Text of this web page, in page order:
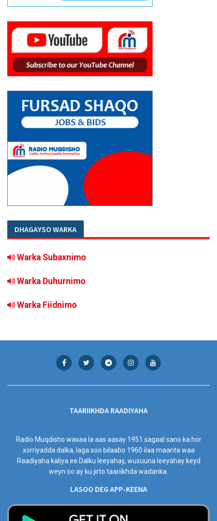
DHAGAYSO WARKA
Warka Subaxnimo
Warka Duhurnimo
Warka Fiidnimo
TAARIIKHDA RAADIYAHA
Radio Muqdisho waxaa la aas aasay 1951 sagaal sano ka hor
xorriyadda dalka, laga soo bilaabo 1960 ilaa maanta waa
Raadiyaha kaliya ee Dalku leeyahay, wuxuuna leeyahay keyd
weyn oo ay ku jirto taariikhda wadanka.
LASOO DEG APP-KEENA